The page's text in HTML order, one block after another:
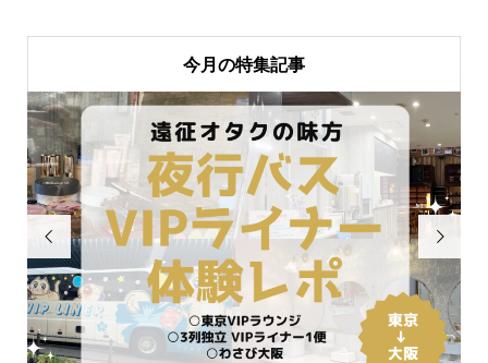
今月の特集記事
 